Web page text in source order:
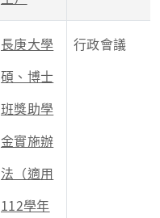
長庚大學
碩、博士
班獎助學
金實施辦
法（適用
112學年
行政會議